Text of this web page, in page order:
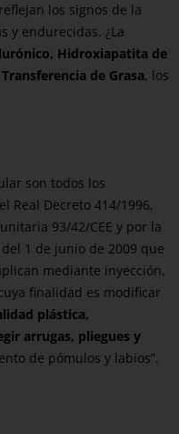
los signos de la
y endurecidas. ¿La
Hidroxiapatita de
de Grasa, los
son todos los
Real Decreto 414/1996,
93/42/CEE y por la
1 de junio de 2009 que
mediante inyección,
finalidad es modificar
plástica,
arrugas, pliegues y
de pómulos y labios”.